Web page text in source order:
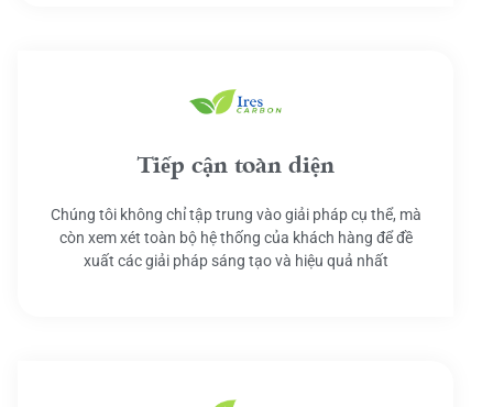
Tiếp cận toàn diện
Chúng tôi không chỉ tập trung vào giải pháp cụ thể, mà
còn xem xét toàn bộ hệ thống của khách hàng để đề
xuất các giải pháp sáng tạo và hiệu quả nhất